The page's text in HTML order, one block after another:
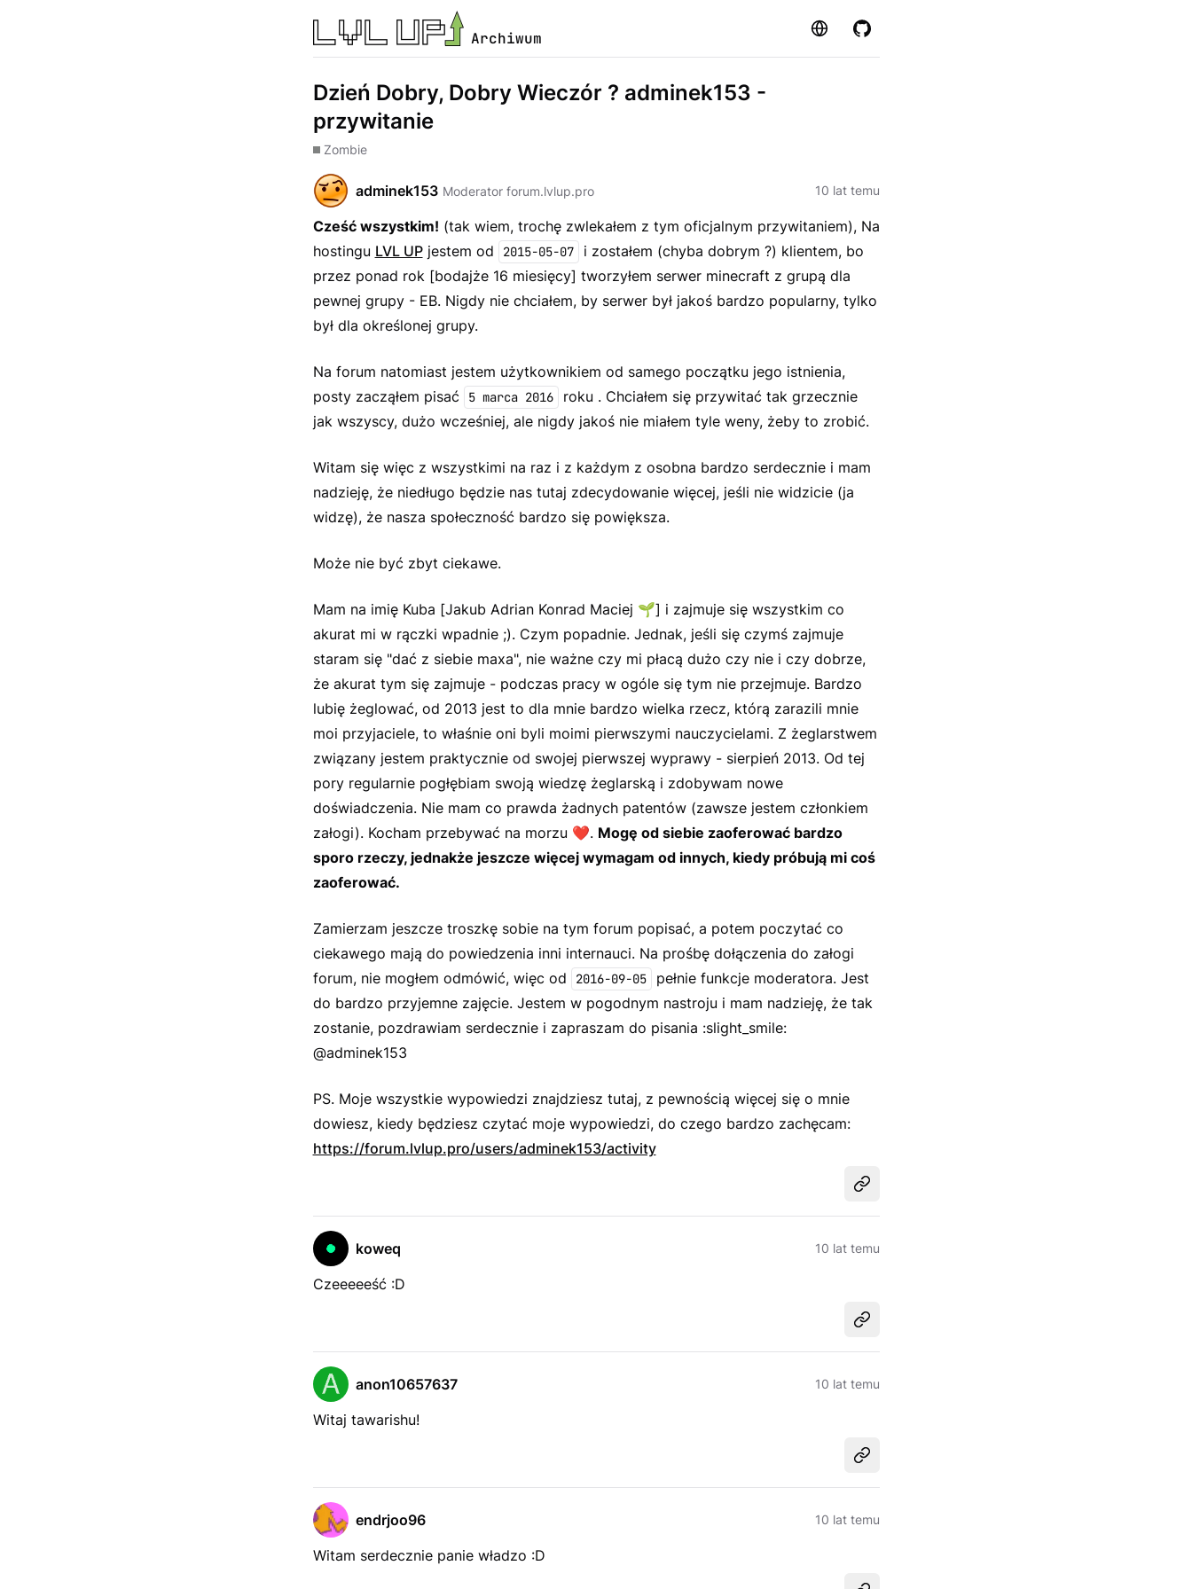
Archiwum Strona GitHub
Dzień Dobry, Dobry Wieczór ? adminek153 -
przywitanie
Zombie
adminek153 Moderator forum.lvlup.pro 10 lat temu
Cześć wszystkim! (tak wiem, trochę zwlekałem z tym oficjalnym przywitaniem), Na
hostingu LVL UPjestem od 2015-05-07 i zostałem (chyba dobrym ?) klientem, bo
przez ponad rok [bodajże 16 miesięcy] tworzyłem serwer minecraft z grupą dla
pewnej grupy - EB. Nigdy nie chciałem, by serwer był jakoś bardzo popularny, tylko
był dla określonej grupy.
Na forum natomiast jestem użytkownikiem od samego początku jego istnienia,
posty zacząłem pisać
5 marca 2016
roku . Chciałem się przywitać tak grzecznie
jak wszyscy, dużo wcześniej, ale nigdy jakoś nie miałem tyle weny, żeby to zrobić.
Witam się więc z wszystkimi na raz i z każdym z osobna bardzo serdecznie i mam
nadzieję, że niedługo będzie nas tutaj zdecydowanie więcej, jeśli nie widzicie (ja
widzę), że nasza społeczność bardzo się powiększa.
Może nie być zbyt ciekawe.
Mam na imię Kuba [Jakub Adrian Konrad Maciej 🌱] i zajmuje się wszystkim co
akurat mi w rączki wpadnie ;). Czym popadnie. Jednak, jeśli się czymś zajmuje
staram się "dać z siebie maxa", nie ważne czy mi płacą dużo czy nie i czy dobrze,
że akurat tym się zajmuje - podczas pracy w ogóle się tym nie przejmuje. Bardzo
lubię żeglować, od 2013 jest to dla mnie bardzo wielka rzecz, którą zarazili mnie
moi przyjaciele, to właśnie oni byli moimi pierwszymi nauczycielami. Z żeglarstwem
związany jestem praktycznie od swojej pierwszej wyprawy - sierpień 2013. Od tej
pory regularnie pogłębiam swoją wiedzę żeglarską i zdobywam nowe
doświadczenia. Nie mam co prawda żadnych patentów (zawsze jestem członkiem
załogi). Kocham przebywać na morzu ❤️. Mogę od siebie zaoferować bardzo
sporo rzeczy, jednakże jeszcze więcej wymagam od innych, kiedy próbują mi coś
zaoferować.
Zamierzam jeszcze troszkę sobie na tym forum popisać, a potem poczytać co
ciekawego mają do powiedzenia inni internauci. Na prośbę dołączenia do załogi
forum, nie mogłem odmówić, więc od
2016-09-05
pełnie funkcje moderatora. Jest
do bardzo przyjemne zajęcie. Jestem w pogodnym nastroju i mam nadzieję, że tak
zostanie, pozdrawiam serdecznie i zapraszam do pisania :slight_smile:
@adminek153
PS. Moje wszystkie wypowiedzi znajdziesz tutaj, z pewnością więcej się o mnie
dowiesz, kiedy będziesz czytać moje wypowiedzi, do czego bardzo zachęcam:
https://forum.lvlup.pro/users/adminek153/activity
Udostępnij
koweq 10 lat temu
Czeeeeeść :D
Udostępnij
anon10657637 10 lat temu
Witaj tawarishu!
Udostępnij
endrjoo96 10 lat temu
Witam serdecznie panie władzo :D